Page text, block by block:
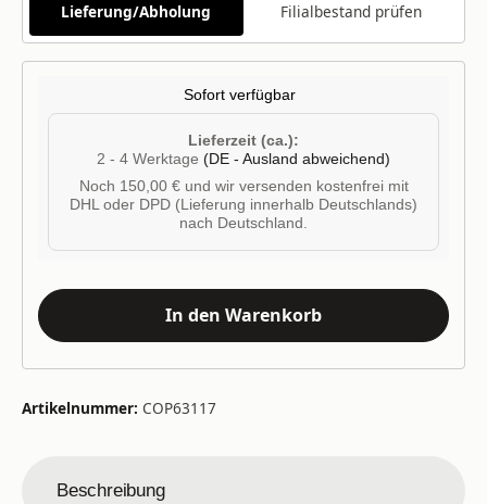
Lieferung/Abholung Filialbestand prüfen
Sofort verfügbar
Lieferzeit (ca.):
2 - 4 Werktage (DE - Ausland abweichend)
Noch 150,00 € und wir versenden kostenfrei mit
DHL oder DPD (Lieferung innerhalb Deutschlands)
nach Deutschland.
In den Warenkorb
Artikelnummer: COP63117
Beschreibung